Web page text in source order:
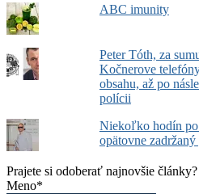
ABC imunity
Peter Tóth, za
Kočnerove
obsahu, až po
polícii
Niekoľko hodín
opätovne
Prajete si odoberať najnovšie články?
Meno*